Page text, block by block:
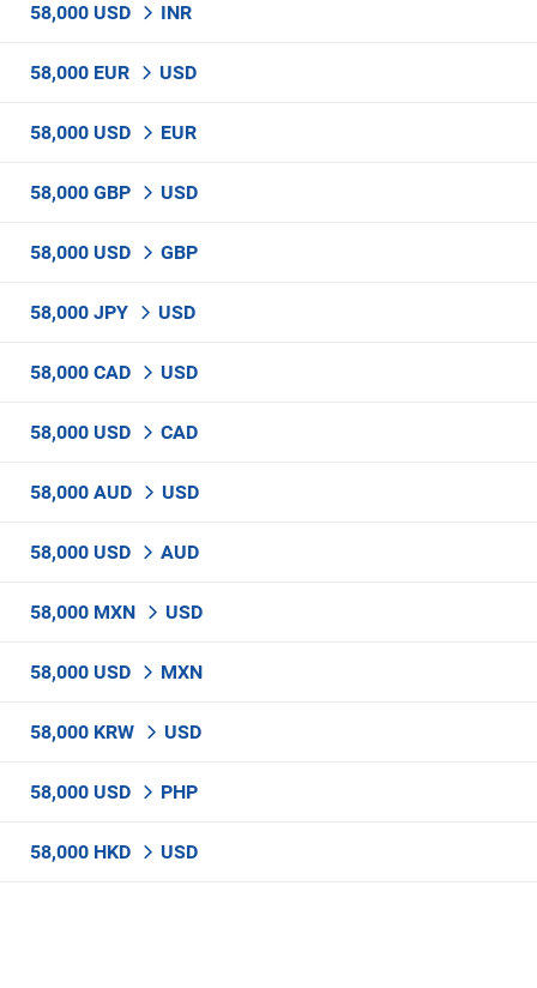
58,000 USD INR
58,000 EUR USD
58,000 USD EUR
58,000 GBP USD
58,000 USD GBP
58,000 JPY USD
58,000 CAD USD
58,000 USD CAD
58,000 AUD USD
58,000 USD AUD
58,000 MXN USD
58,000 USD MXN
58,000 KRW USD
58,000 USD PHP
58,000 HKD USD